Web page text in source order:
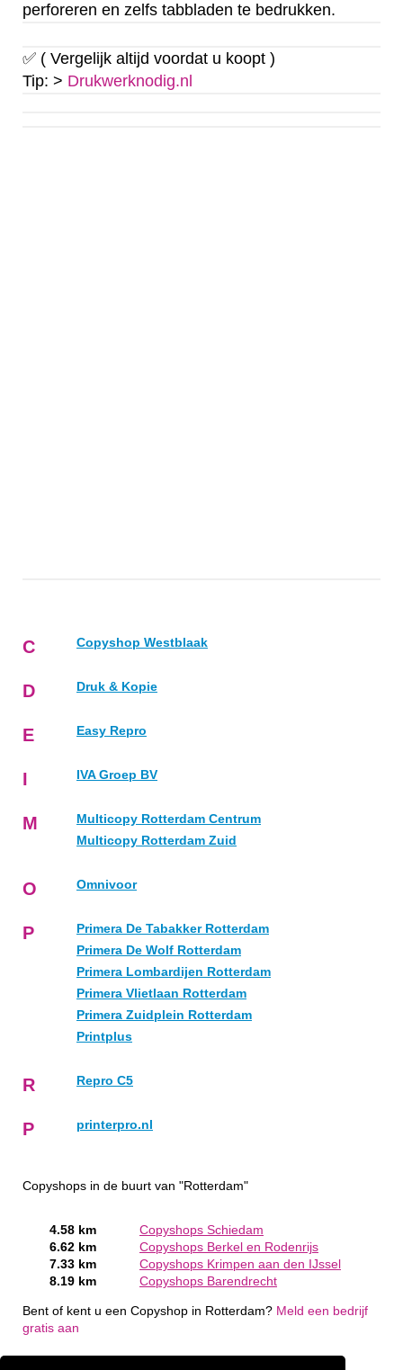
perforeren en zelfs tabbladen te bedrukken.
✅ ( Vergelijk altijd voordat u koopt )
Tip: > Drukwerknodig.nl
C Copyshop Westblaak
D Druk & Kopie
E Easy Repro
I IVA Groep BV
M
Multicopy Rotterdam Centrum
Multicopy Rotterdam Zuid
O Omnivoor
P
Primera De Tabakker Rotterdam
Primera De Wolf Rotterdam
Primera Lombardijen Rotterdam
Primera Vlietlaan Rotterdam
Primera Zuidplein Rotterdam
Printplus
R Repro C5
P printerpro.nl
Copyshops in de buurt van "Rotterdam"
4.58 km
Copyshops Schiedam
6.62 km
Copyshops Berkel en Rodenrijs
7.33 km
Copyshops Krimpen aan den IJssel
8.19 km
Copyshops Barendrecht
Bent of kent u een Copyshop in Rotterdam? Meld een bedrijf
gratis aan